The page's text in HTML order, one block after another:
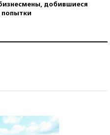
добившиеся
попытки